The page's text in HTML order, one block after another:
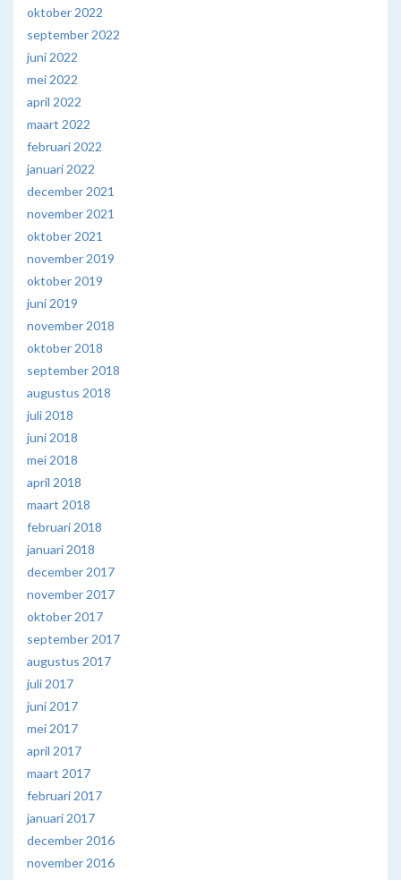
oktober 2022
september 2022
juni 2022
mei 2022
april 2022
maart 2022
februari 2022
januari 2022
december 2021
november 2021
oktober 2021
november 2019
oktober 2019
juni 2019
november 2018
oktober 2018
september 2018
augustus 2018
juli 2018
juni 2018
mei 2018
april 2018
maart 2018
februari 2018
januari 2018
december 2017
november 2017
oktober 2017
september 2017
augustus 2017
juli 2017
juni 2017
mei 2017
april 2017
maart 2017
februari 2017
januari 2017
december 2016
november 2016